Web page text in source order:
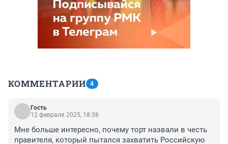
КОММЕНТАРИИ 4
Гость
12 февраля 2025, 18:38
Мне больше интересно, почему торт назвали в честь
правителя, который пытался захватить Российскую